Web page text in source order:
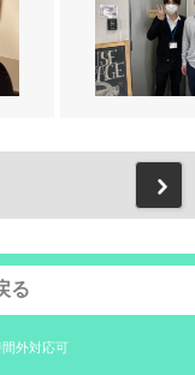
る
外対応可